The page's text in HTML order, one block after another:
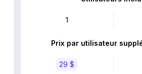
1
Prix par utilisateur
29 $